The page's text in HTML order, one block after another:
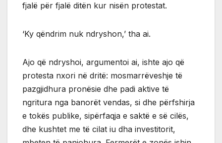
fjalë për fjalë ditën kur nisën protestat.
‘Ky qëndrim nuk ndryshon,’ tha ai.
Ajo që ndryshoi, argumentoi ai, ishte ajo që
protesta nxori në dritë: mosmarrëveshje të
pazgjidhura pronësie dhe padi aktive të
ngritura nga banorët vendas, si dhe përfshirja
e tokës publike, sipërfaqja e saktë e së cilës,
dhe kushtet me të cilat iu dha investitorit,